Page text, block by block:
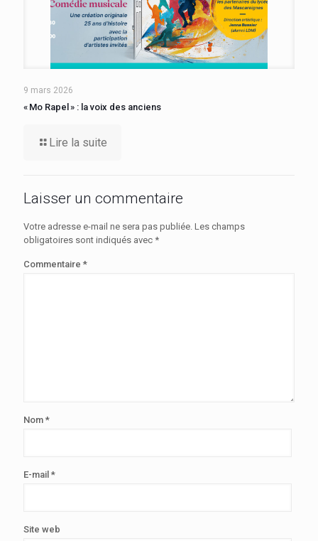
9 mars 2026
« Mo Rapel » : la voix des anciens
Lire la suite
Laisser un commentaire
Votre adresse e-mail ne sera pas publiée. Les champs
obligatoires sont indiqués avec *
Commentaire *
Nom *
E-mail *
Site web